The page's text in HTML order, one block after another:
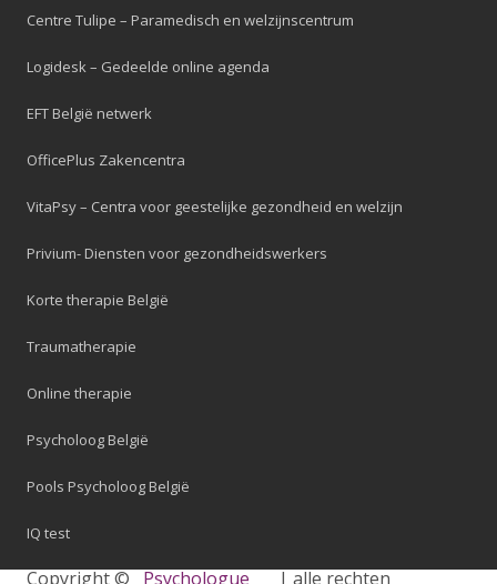
Centre Tulipe – Paramedisch en welzijnscentrum
Logidesk – Gedeelde online agenda
EFT België netwerk
OfficePlus Zakencentra
VitaPsy – Centra voor geestelijke gezondheid en welzijn
Privium- Diensten voor gezondheidswerkers
Korte therapie België
Traumatherapie
Online therapie
Psycholoog België
Pools Psycholoog België
IQ test
Copyright © Psychologue | alle rechten